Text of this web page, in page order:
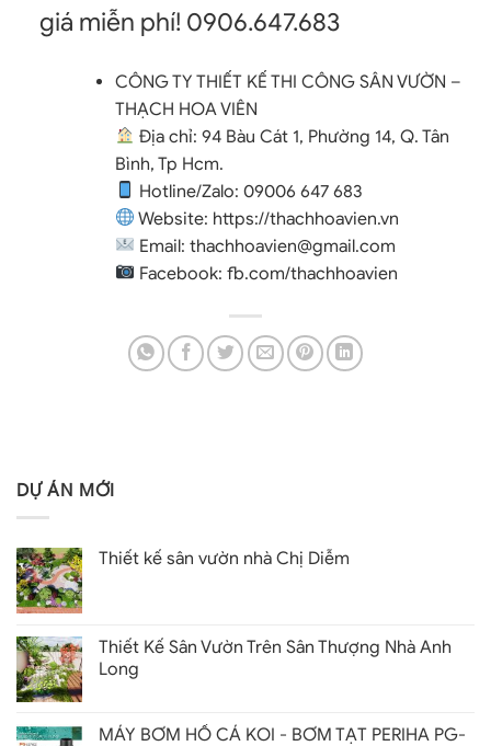
giá miễn phí! 0906.647.683
CÔNG TY THIẾT KẾ THI CÔNG SÂN VƯỜN –
THẠCH HOA VIÊN
Địa chỉ: 94 Bàu Cát 1, Phường 14, Q. Tân
Bình, Tp Hcm.
Hotline/Zalo: 09006 647 683
Website: https://thachhoavien.vn
Email: thachhoavien@gmail.com
Facebook: fb.com/thachhoavien
DỰ ÁN MỚI
Thiết kế sân vườn nhà Chị Diễm
Thiết Kế Sân Vườn Trên Sân Thượng Nhà Anh
Long
MÁY BƠM HỒ CÁ KOI - BƠM TẠT PERIHA PG-